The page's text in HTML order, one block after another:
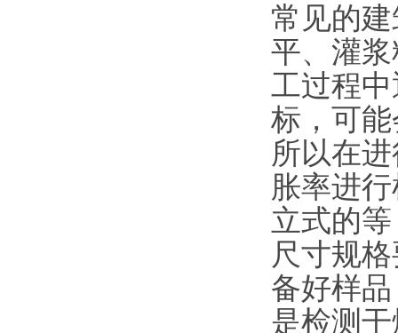
常见的
平、灌
工过程
标，可
所以在
胀率进
立式的
尺寸规
备好样
是检测